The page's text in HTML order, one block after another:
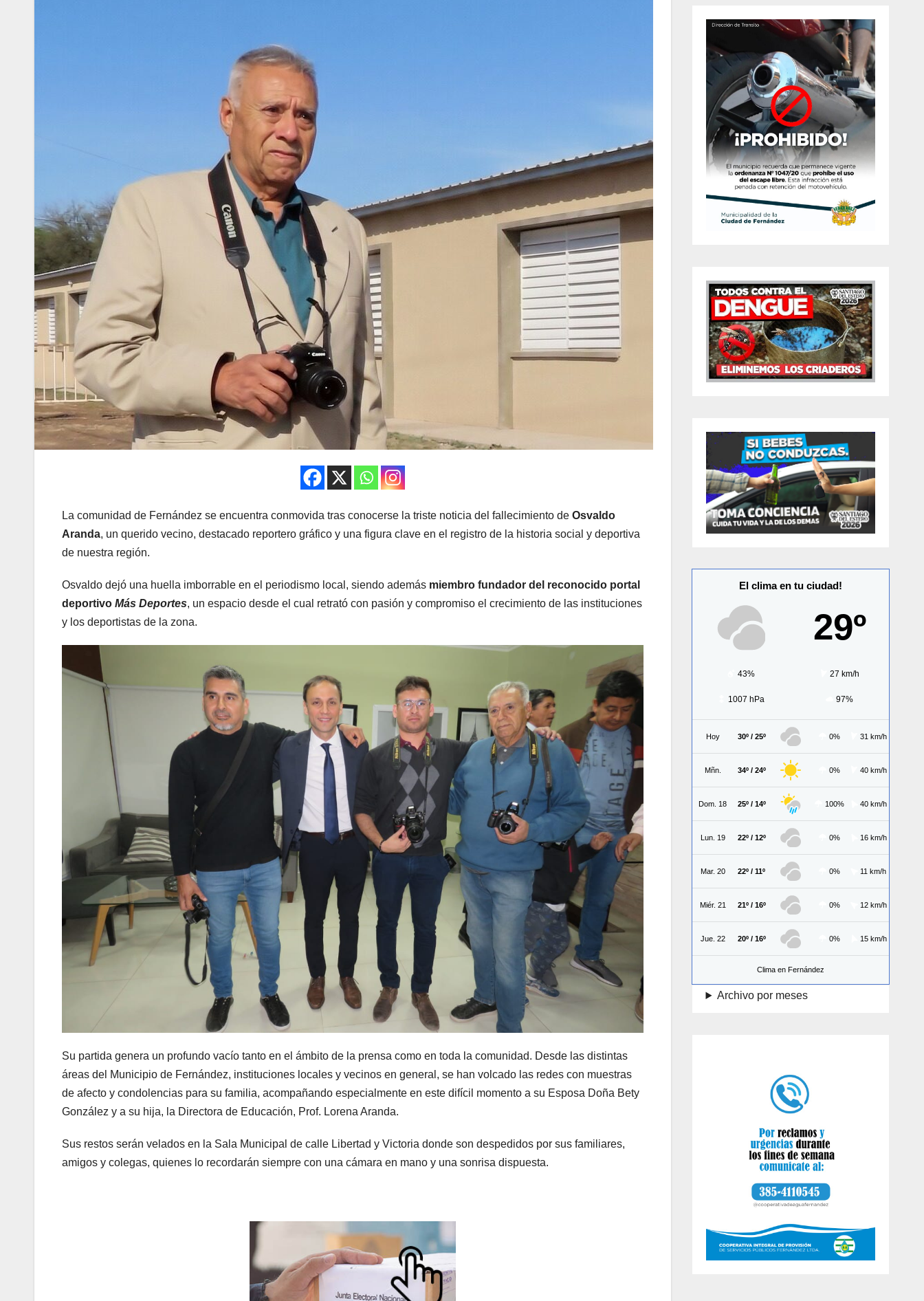
La comunidad de Fernández se encuentra conmovida tras conocerse la triste noticia del fallecimiento de Osvaldo
Aranda, un querido vecino, destacado reportero gráfico y una figura clave en el registro de la historia social y deportiva
de nuestra región.
Osvaldo dejó una huella imborrable en el periodismo local, siendo además miembro fundador del reconocido portal
deportivo Más Deportes, un espacio desde el cual retrató con pasión y compromiso el crecimiento de las instituciones
y los deportistas de la zona.
Su partida genera un profundo vacío tanto en el ámbito de la prensa como en toda la comunidad. Desde las distintas
áreas del Municipio de Fernández, instituciones locales y vecinos en general, se han volcado las redes con muestras
de afecto y condolencias para su familia, acompañando especialmente en este difícil momento a su Esposa Doña Bety
González y a su hija, la Directora de Educación, Prof. Lorena Aranda.
Sus restos serán velados en la Sala Municipal de calle Libertad y Victoria donde son despedidos por sus familiares,
amigos y colegas, quienes lo recordarán siempre con una cámara en mano y una sonrisa dispuesta.
El clima en tu ciudad!
29º
43% 27 km/h
1007 hPa 97%
Hoy 30º / 25º 0% 31 km/h
Mñn. 34º / 24º 0% 40 km/h
Dom. 18 25º / 14º 100% 40 km/h
Lun. 19 22º / 12º 0% 16 km/h
Mar. 20 22º / 11º 0% 11 km/h
Miér. 21 21º / 16º 0% 12 km/h
Jue. 22 20º / 16º 0% 15 km/h
Clima en Fernández
Archivo por meses